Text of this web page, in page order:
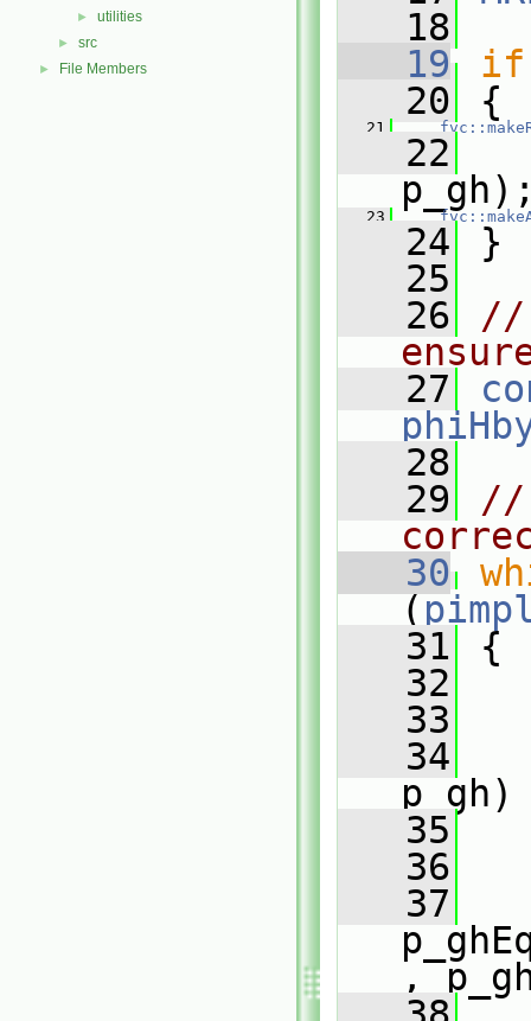
► utilities
► src
► File Members
   18
   19
if
   20
{
   21
   22
   23
   24
}
   25
   26
//
   27
   28
   29
//
   30
(
   31
{
   32
   33
   34
   35
   36
   37
,